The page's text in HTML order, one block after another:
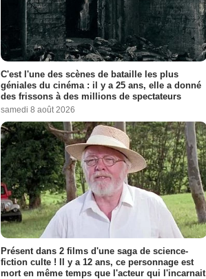
C'est l'une des scènes de bataille les plus
géniales du cinéma : il y a 25 ans, elle a donné
des frissons à des millions de spectateurs
samedi 8 août 2026
Présent dans 2 films d'une saga de science-
fiction culte ! Il y a 12 ans, ce personnage est
mort en même temps que l'acteur qui l'incarnait